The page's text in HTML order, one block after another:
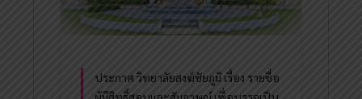
ประกาศ วิทยาลัยสงฆ์ชัยภูมิ เรื่อง รายชื่อ